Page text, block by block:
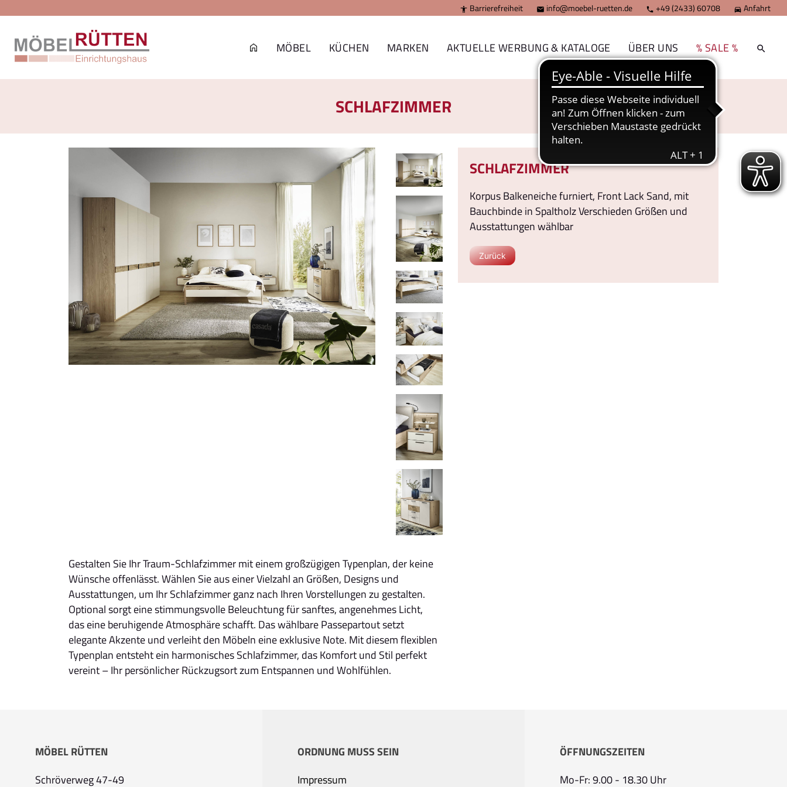
 Barrierefreiheit  info@moebel-ruetten.de  +49 (2433) 60708  Anfahrt
MÖBEL KÜCHEN MARKEN AKTUELLE WERBUNG & KATALOGE ÜBER UNS % SALE %
SCHLAFZIMMER
Gestalten Sie Ihr Traum-Schlafzimmer mit einem großzügigen Typenplan, der keine
Wünsche offenlässt. Wählen Sie aus einer Vielzahl an Größen, Designs und
Ausstattungen, um Ihr Schlafzimmer ganz nach Ihren Vorstellungen zu gestalten.
Optional sorgt eine stimmungsvolle Beleuchtung für sanftes, angenehmes Licht,
das eine beruhigende Atmosphäre schafft. Das wählbare Passepartout setzt
elegante Akzente und verleiht den Möbeln eine exklusive Note. Mit diesem flexiblen
Typenplan entsteht ein harmonisches Schlafzimmer, das Komfort und Stil perfekt
vereint – Ihr persönlicher Rückzugsort zum Entspannen und Wohlfühlen.
SCHLAFZIMMER
Korpus Balkeneiche furniert, Front Lack Sand, mit
Bauchbinde in Spaltholz Verschieden Größen und
Ausstattungen wählbar
Zurück
MÖBEL RÜTTEN
Schröverweg 47-49
ORDNUNG MUSS SEIN
Impressum
ÖFFNUNGSZEITEN
Mo-Fr: 9.00 - 18.30 Uhr